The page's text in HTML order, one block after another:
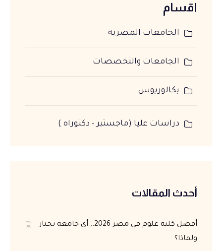
اقسام
الجامعات المصرية
الجامعات والتخصصات
بكالوريوس
دراسات عليا (ماجستير – دكتوراه )
أحدث المقالات
أفضل كلية علوم في مصر 2026.. أي جامعة تختار
ولماذا؟